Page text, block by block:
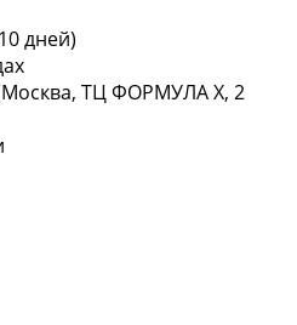
дней)
ТЦ ФОРМУЛА Х, 2